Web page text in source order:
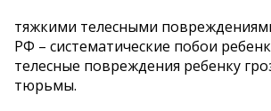
тяжкими телесными
РФ – систематические побои
телесные повреждения ребенку
тюрьмы.